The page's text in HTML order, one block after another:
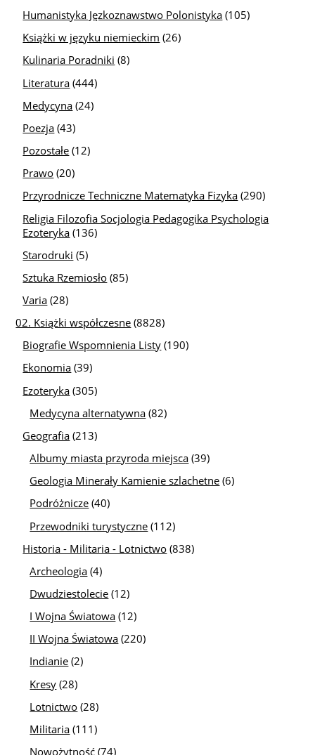
Humanistyka Jęzkoznawstwo Polonistyka (105)
Książki w języku niemieckim (26)
Kulinaria Poradniki (8)
Literatura (444)
Medycyna (24)
Poezja (43)
Pozostałe (12)
Prawo (20)
Przyrodnicze Techniczne Matematyka Fizyka (290)
Religia Filozofia Socjologia Pedagogika Psychologia
Ezoteryka (136)
Starodruki (5)
Sztuka Rzemiosło (85)
Varia (28)
02. Książki współczesne (8828)
Biografie Wspomnienia Listy (190)
Ekonomia (39)
Ezoteryka (305)
Medycyna alternatywna (82)
Geografia (213)
Albumy miasta przyroda miejsca (39)
Geologia Minerały Kamienie szlachetne (6)
Podróżnicze (40)
Przewodniki turystyczne (112)
Historia - Militaria - Lotnictwo (838)
Archeologia (4)
Dwudziestolecie (12)
I Wojna Światowa (12)
II Wojna Światowa (220)
Indianie (2)
Kresy (28)
Lotnictwo (28)
Militaria (111)
Nowożytność (74)